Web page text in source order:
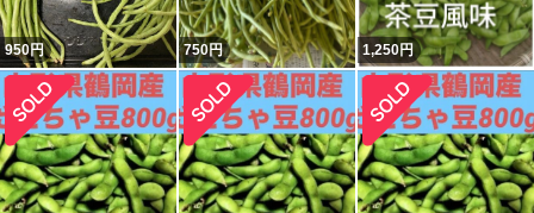
950円 750円 1,250円